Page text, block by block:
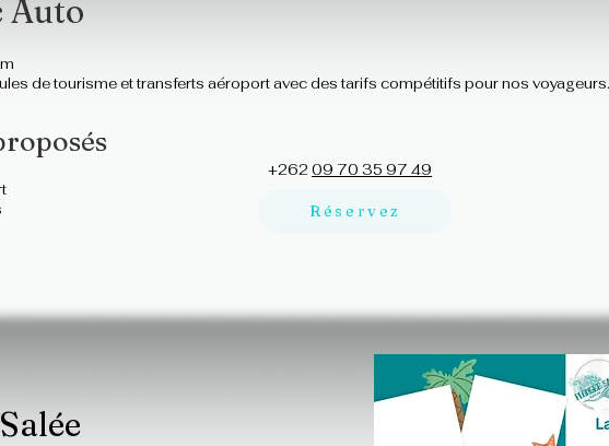
Auto
de tourisme et transferts aéroport avec des tarifs compétitifs pour nos voyageurs.
+26209 70 35 97 49
Réservez